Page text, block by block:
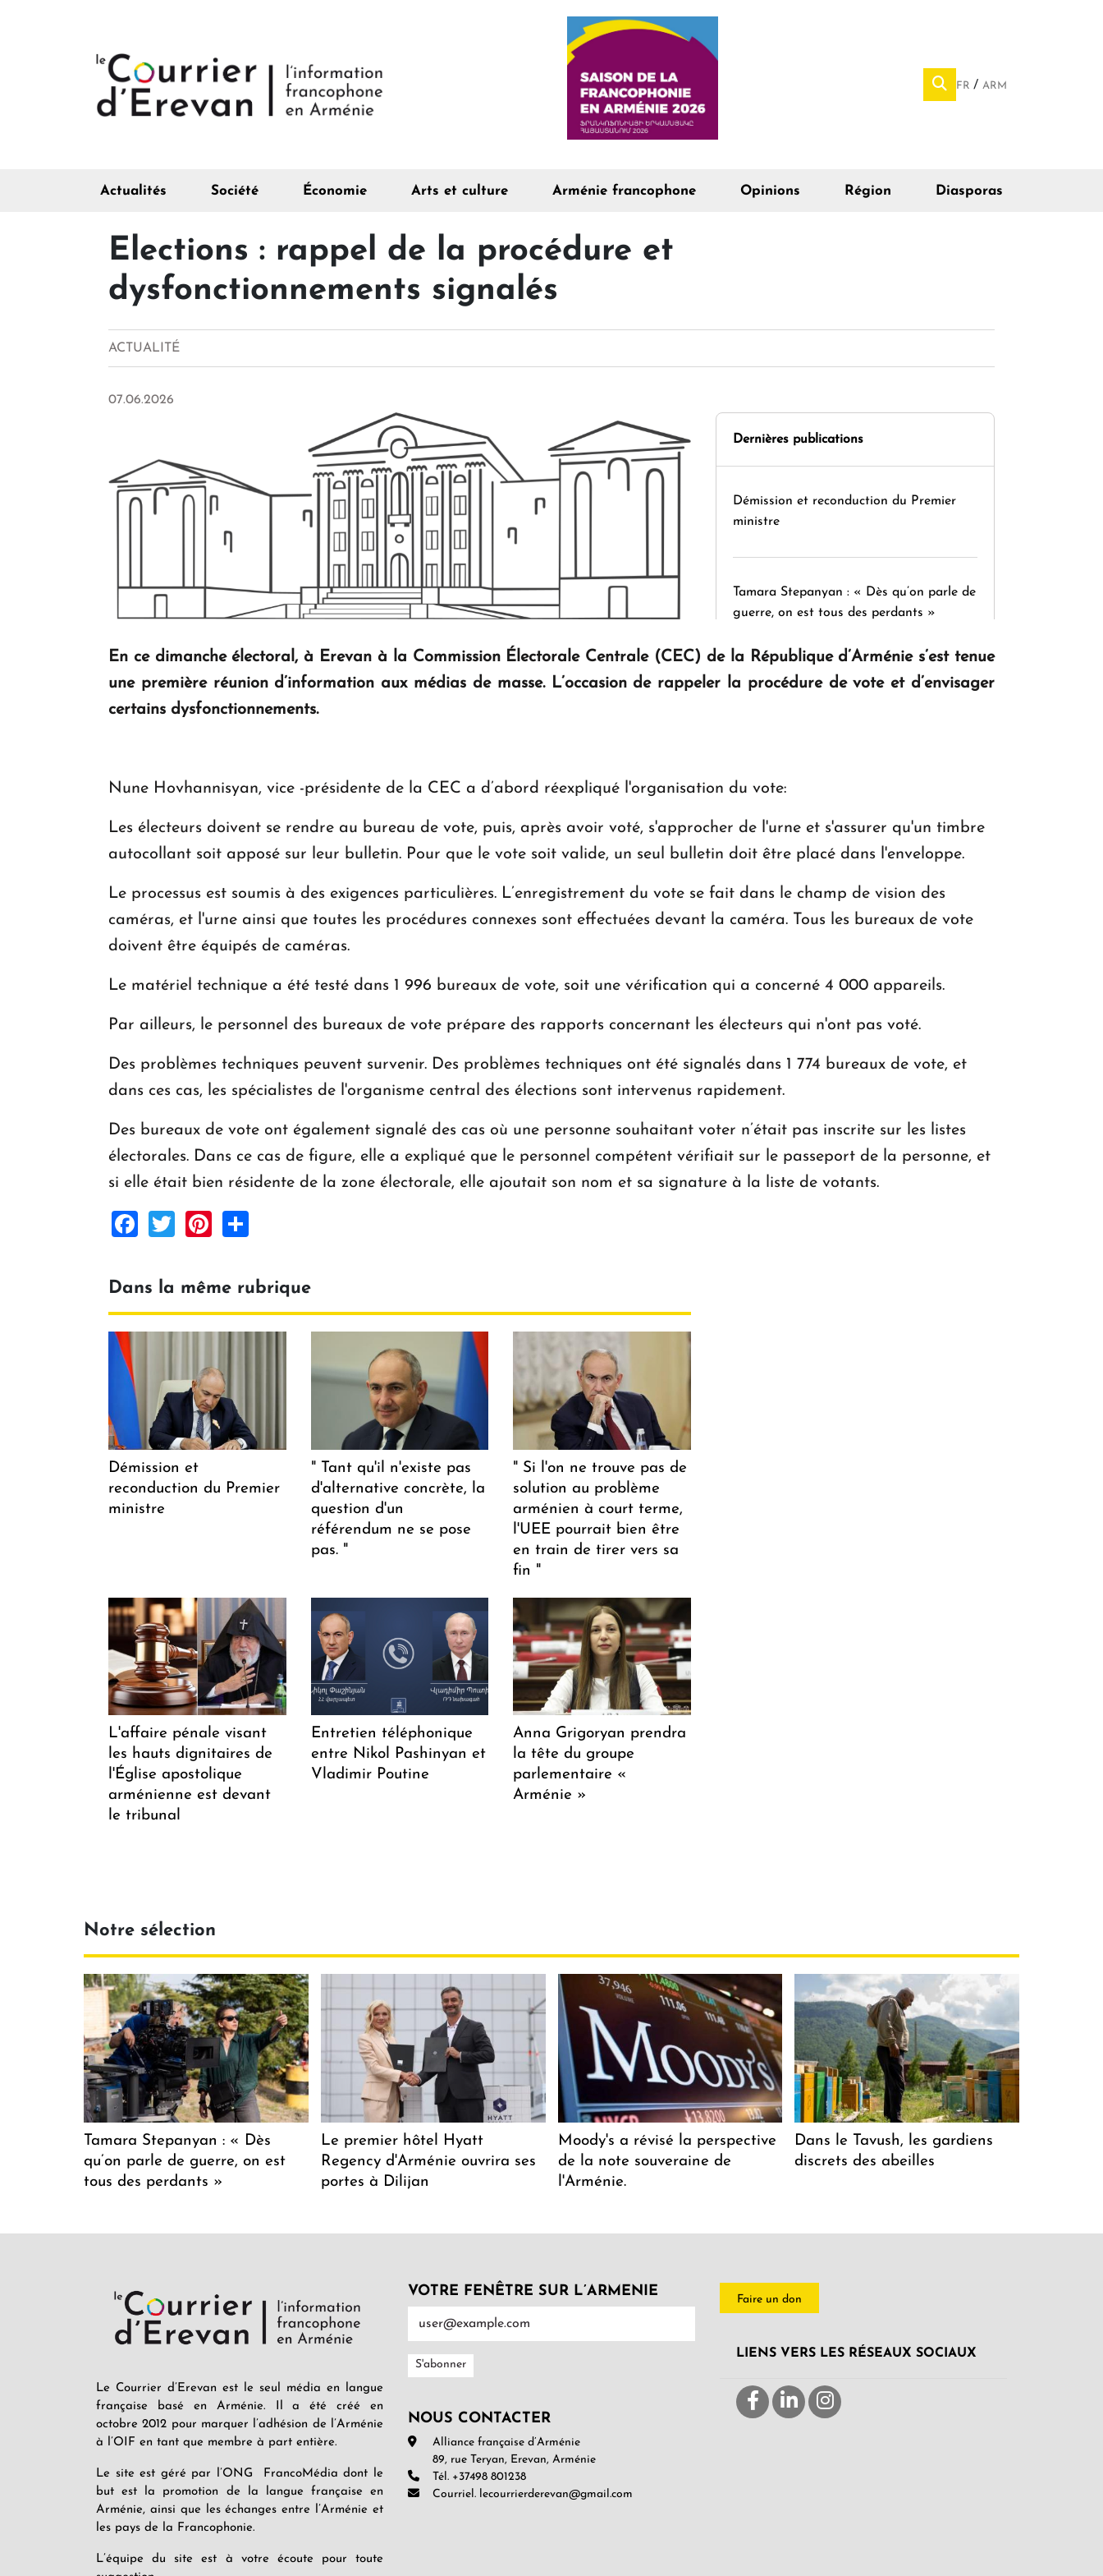
FR ARM
Actualités Société Économie Arts et culture Arménie francophone Opinions Région Diasporas
Elections : rappel de la procédure et
dysfonctionnements signalés
ACTUALITÉ
07.06.2026
Dernières publications
Démission et reconduction du Premier
ministre
Tamara Stepanyan : « Dès qu’on parle de
guerre, on est tous des perdants »
" Tant qu'il n'existe pas d'alternative
KASA : 30 ans d'audace, de résilience et
d'avenir en Arménie
Le premier hôtel Hyatt Regency
En ce dimanche électoral, à Erevan à la Commission Électorale Centrale (CEC) de la République d’Arménie s’est tenue
une première réunion d’information aux médias de masse. L’occasion de rappeler la procédure de vote et d’envisager
certains dysfonctionnements.
Nune Hovhannisyan, vice -présidente de la CEC a d’abord réexpliqué l'organisation du vote:
Les électeurs doivent se rendre au bureau de vote, puis, après avoir voté, s'approcher de l'urne et s'assurer qu'un timbre
autocollant soit apposé sur leur bulletin. Pour que le vote soit valide, un seul bulletin doit être placé dans l'enveloppe.
Le processus est soumis à des exigences particulières. L’enregistrement du vote se fait dans le champ de vision des
caméras, et l'urne ainsi que toutes les procédures connexes sont effectuées devant la caméra. Tous les bureaux de vote
doivent être équipés de caméras.
Le matériel technique a été testé dans 1 996 bureaux de vote, soit une vérification qui a concerné 4 000 appareils.
Par ailleurs, le personnel des bureaux de vote prépare des rapports concernant les électeurs qui n'ont pas voté.
Des problèmes techniques peuvent survenir. Des problèmes techniques ont été signalés dans 1 774 bureaux de vote, et
dans ces cas, les spécialistes de l'organisme central des élections sont intervenus rapidement.
Des bureaux de vote ont également signalé des cas où une personne souhaitant voter n’était pas inscrite sur les listes
électorales. Dans ce cas de figure, elle a expliqué que le personnel compétent vérifiait sur le passeport de la personne, et
si elle était bien résidente de la zone électorale, elle ajoutait son nom et sa signature à la liste de votants.
Facebook
TwitterPinterest
Dans la même rubrique
Démission et
reconduction du Premier
ministre
" Tant qu'il n'existe pas
d'alternative concrète, la
question d'un
référendum ne se pose
pas. "
" Si l'on ne trouve pas de
solution au problème
arménien à court terme,
l'UEE pourrait bien être
en train de tirer vers sa
fin "
L'affaire pénale visant
les hauts dignitaires de
l'Église apostolique
arménienne est devant
le tribunal
Entretien téléphonique
entre Nikol Pashinyan et
Vladimir Poutine
Anna Grigoryan prendra
la tête du groupe
parlementaire «
Arménie »
Notre sélection
Tamara Stepanyan : « Dès
qu’on parle de guerre, on est
tous des perdants »
Le premier hôtel Hyatt
Regency d'Arménie ouvrira ses
portes à Dilijan
Moody's a révisé la perspective
de la note souveraine de
l'Arménie.
Dans le Tavush, les gardiens
discrets des abeilles
Le Courrier d’Erevan est le seul média en langue
française basé en Arménie. Il a été créé en
octobre 2012 pour marquer l’adhésion de l’Arménie
à l’OIF en tant que membre à part entière.
Le site est géré par l’ONG FrancoMédia dont le
but est la promotion de la langue française en
Arménie, ainsi que les échanges entre l’Arménie et
les pays de la Francophonie.
L’équipe du site est à votre écoute pour toute
VOTRE FENÊTRE SUR L’ARMENIE
NOUS CONTACTER
Alliance française d’Arménie
89, rue Teryan, Erevan, Arménie
Tél. +37498 801238
Courriel. lecourrierderevan@gmail.com
Faire un don
LIENS VERS LES RÉSEAUX SOCIAUX